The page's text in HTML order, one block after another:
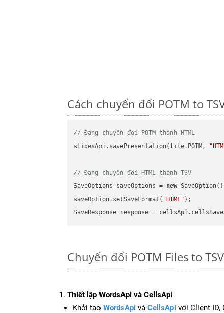
Cách chuyển đổi POTM to
// Đang chuyển đổi POTM thành HTML
slidesApi.savePresentation(file.POTM,
// Đang chuyển đổi HTML thành TSV
SaveOptions saveOptions = new
saveOption.setSaveFormat( "HTML" );
SaveResponse response =
Chuyển đổi POTM Files to
Thiết lập WordsApi và CellsApi
Khởi tạo WordsApi và CellsApi với Client ID,